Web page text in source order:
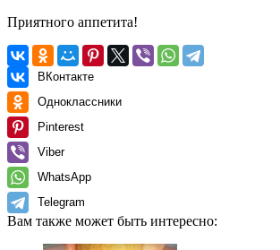
Приятного аппетита!
ВКонтакте
Одноклассники
Pinterest
Viber
WhatsApp
Telegram
Вам также может быть интересно: